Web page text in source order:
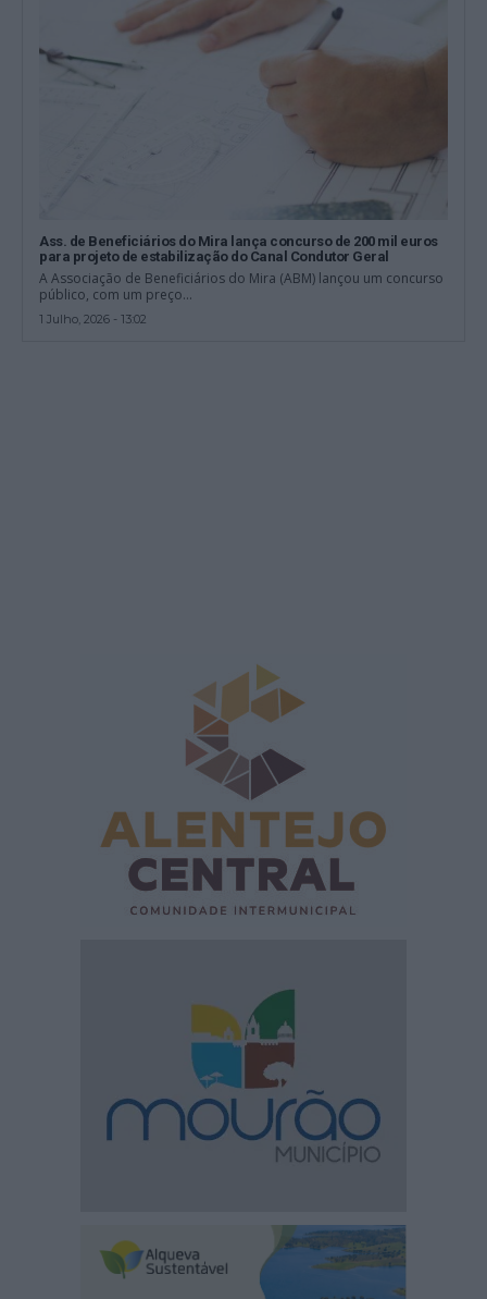
Ass. de Beneficiários do Mira lança concurso de 200 mil euros
para projeto de estabilização do Canal Condutor Geral
A Associação de Beneficiários do Mira (ABM) lançou um concurso
público, com um preço...
1 Julho, 2026 - 13:02